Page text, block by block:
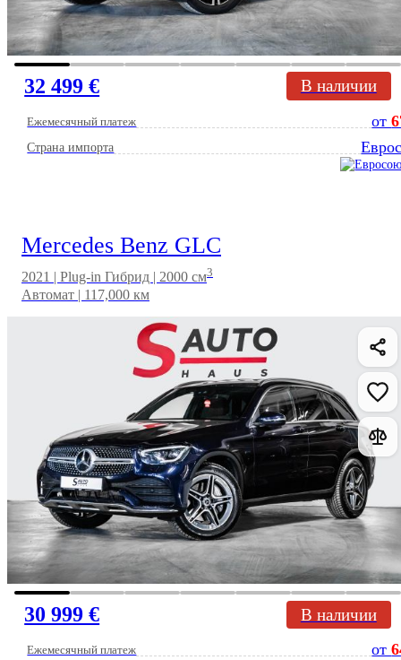
32 499 € В наличии
Ежемесячный платеж от
Страна импорта
Mercedes Benz GLC
2021 | Plug-in Гибрид | 2000 см3
Автомат | 117,000 км
30 999 € В наличии
Ежемесячный платеж от